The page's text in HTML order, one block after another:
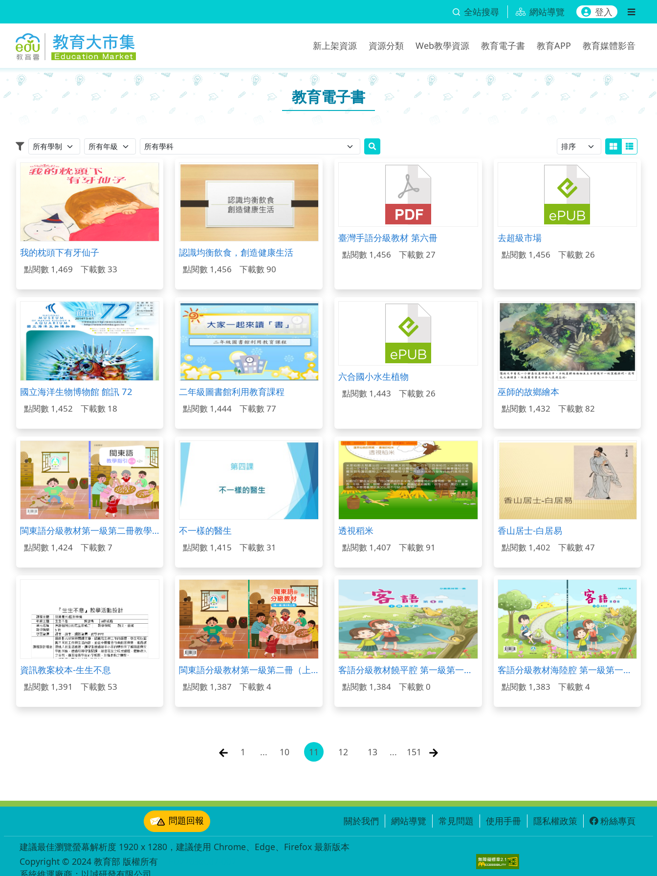
全站搜尋 網站導覽 登入
新上架資源 資源分類 Web教學資源 教育電子書 教育APP 教育媒體影音
教育電子書
適用學制 適用年級 適用學科
我的枕頭下有牙仙子
點閱數 1,469 下載數 33
認識均衡飲食，創造健康生活
點閱數 1,456 下載數 90
臺灣手語分級教材 第六冊
點閱數 1,456 下載數 27
去超級市場
點閱數 1,456 下載數 26
國立海洋生物博物館 館訊 72
點閱數 1,452 下載數 18
二年級圖書館利用教育課程
點閱數 1,444 下載數 77
六合國小水生植物
點閱數 1,443 下載數 26 巫師的故鄉繪本
點閱數 1,432 下載數 82
閩東語分級教材第一級第二冊教學指引
點閱數 1,424 下載數 7
不一樣的醫生
點閱數 1,415 下載數 31
透視稻米
點閱數 1,407 下載數 91
香山居士-白居易
點閱數 1,402 下載數 47
資訊教案校本-生生不息
點閱數 1,391 下載數 53
閩東語分級教材第一級第二冊（上冊）
點閱數 1,387 下載數 4
客語分級教材饒平腔 第一級第一冊（下冊）
點閱數 1,384 下載數 0
客語分級教材海陸腔 第一級第一冊（下冊）
點閱數 1,383 下載數 4
1 ... 10 11 12 13 ... 151
問題回報 關於我們 網站導覽 常見問題 使用手冊 隱私權政策 粉絲專頁
建議最佳瀏覽螢幕解析度 1920 x 1280，建議使用 Chrome、Edge、Firefox 最新版本
Copyright © 2024 教育部 版權所有